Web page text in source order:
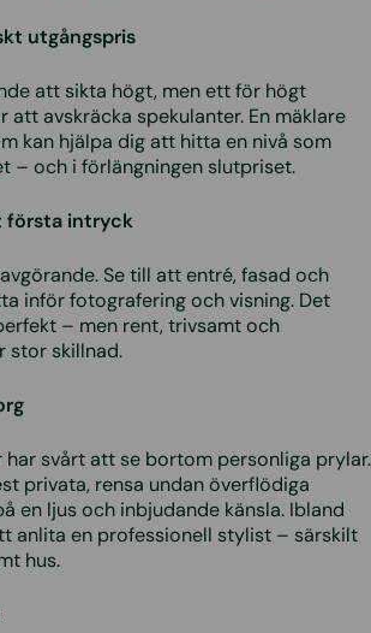
utgångspris
att sikta högt, men ett för högt
att avskräcka spekulanter. En mäklare
kan hjälpa dig att hitta en nivå som
– och i förlängningen slutpriset.
första intryck
Se till att entré, fasad och
inför fotografering och visning. Det
– men rent, trivsamt och
stor skillnad.
har svårt att se bortom personliga prylar.
privata, rensa undan överflödiga
en ljus och inbjudande känsla. Ibland
anlita en professionell stylist – särskilt
hus.